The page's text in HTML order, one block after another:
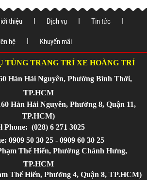
thiệu Dịch vụ Tin tức
hệ Khuyến mãi
TÙNG TRANG TRÍ XE HOÀNG TRÍ
Hàn Hải Nguyên, Phường Bình Thới,
TP.HCM
Hàn Hải Nguyên, Phường 8, Quận 11,
TP.HCM)
Phone: (028) 6 271 3025
0909 50 30 25 - 0909 60 30 25
Thế Hiển, Phường Chánh Hưng,
TP.HCM
Thế Hiển, Phường 4, Quận 8, TP.HCM)